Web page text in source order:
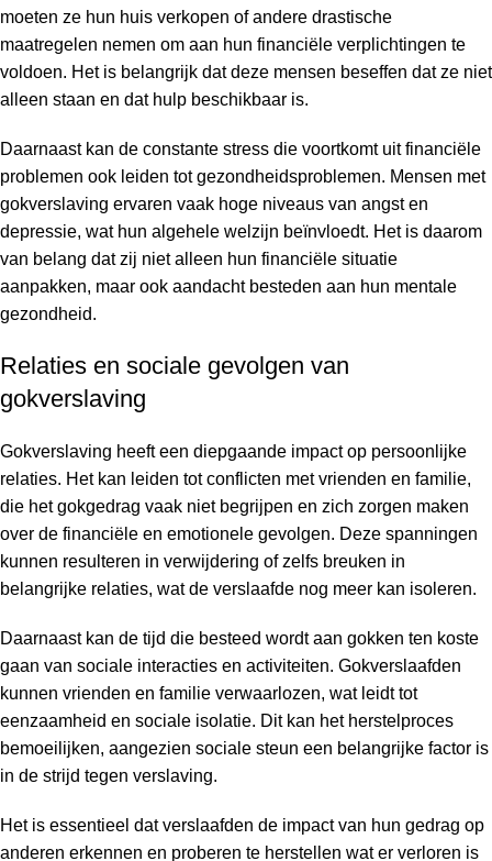
moeten ze hun huis verkopen of andere drastische
maatregelen nemen om aan hun financiële verplichtingen te
voldoen. Het is belangrijk dat deze mensen beseffen dat ze niet
alleen staan en dat hulp beschikbaar is.
Daarnaast kan de constante stress die voortkomt uit financiële
problemen ook leiden tot gezondheidsproblemen. Mensen met
gokverslaving ervaren vaak hoge niveaus van angst en
depressie, wat hun algehele welzijn beïnvloedt. Het is daarom
van belang dat zij niet alleen hun financiële situatie
aanpakken, maar ook aandacht besteden aan hun mentale
gezondheid.
Relaties en sociale gevolgen van
gokverslaving
Gokverslaving heeft een diepgaande impact op persoonlijke
relaties. Het kan leiden tot conflicten met vrienden en familie,
die het gokgedrag vaak niet begrijpen en zich zorgen maken
over de financiële en emotionele gevolgen. Deze spanningen
kunnen resulteren in verwijdering of zelfs breuken in
belangrijke relaties, wat de verslaafde nog meer kan isoleren.
Daarnaast kan de tijd die besteed wordt aan gokken ten koste
gaan van sociale interacties en activiteiten. Gokverslaafden
kunnen vrienden en familie verwaarlozen, wat leidt tot
eenzaamheid en sociale isolatie. Dit kan het herstelproces
bemoeilijken, aangezien sociale steun een belangrijke factor is
in de strijd tegen verslaving.
Het is essentieel dat verslaafden de impact van hun gedrag op
anderen erkennen en proberen te herstellen wat er verloren is